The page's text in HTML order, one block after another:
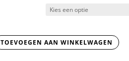
TOEVOEGEN AAN WINKELWAGEN